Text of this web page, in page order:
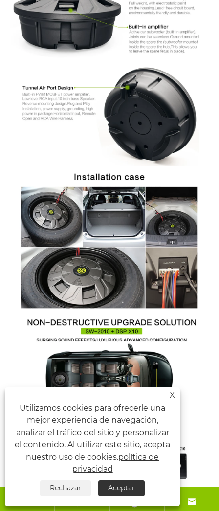

X
Utilizamos cookies para ofrecerle una
mejor experiencia de navegación,
analizar el tráfico del sitio y personalizar
el contenido. Al utilizar este sitio, acepta
nuestro uso de cookies.política de
privacidad
Rechazar Aceptar